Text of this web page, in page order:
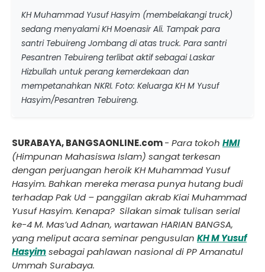
KH Muhammad Yusuf Hasyim (membelakangi truck)
sedang menyalami KH Moenasir Ali. Tampak para
santri Tebuireng Jombang di atas truck. Para santri
Pesantren Tebuireng terlibat aktif sebagai Laskar
Hizbullah untuk perang kemerdekaan dan
mempetanahkan NKRI. Foto: Keluarga KH M Yusuf
Hasyim/Pesantren Tebuireng.
SURABAYA, BANGSAONLINE.com- Para tokoh HMI
(Himpunan Mahasiswa Islam) sangat terkesan
dengan perjuangan heroik KH Muhammad Yusuf
Hasyim. Bahkan mereka merasa punya hutang budi
terhadap Pak Ud – panggilan akrab Kiai Muhammad
Yusuf Hasyim. Kenapa? Silakan simak tulisan serial
ke-4 M. Mas’ud Adnan, wartawan HARIAN BANGSA,
yang meliput acara seminar pengusulan KH M Yusuf
Hasyimsebagai pahlawan nasional di PP Amanatul
Ummah Surabaya.